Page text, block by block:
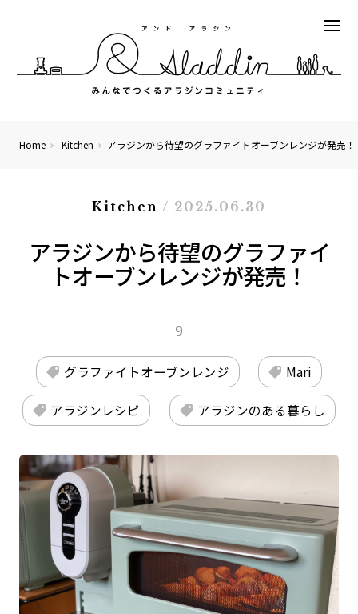
Home Kitchen アラジンから待望のグラファイトオーブンレンジが発売！
Kitchen / 2025.06.30
アラジンから待望のグラファイ
トオーブンレンジが発売！
9
グラファイトオーブンレンジ Mari
アラジンレシピ アラジンのある暮らし